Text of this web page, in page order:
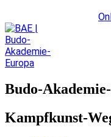
Budo-
Kampfkunst-